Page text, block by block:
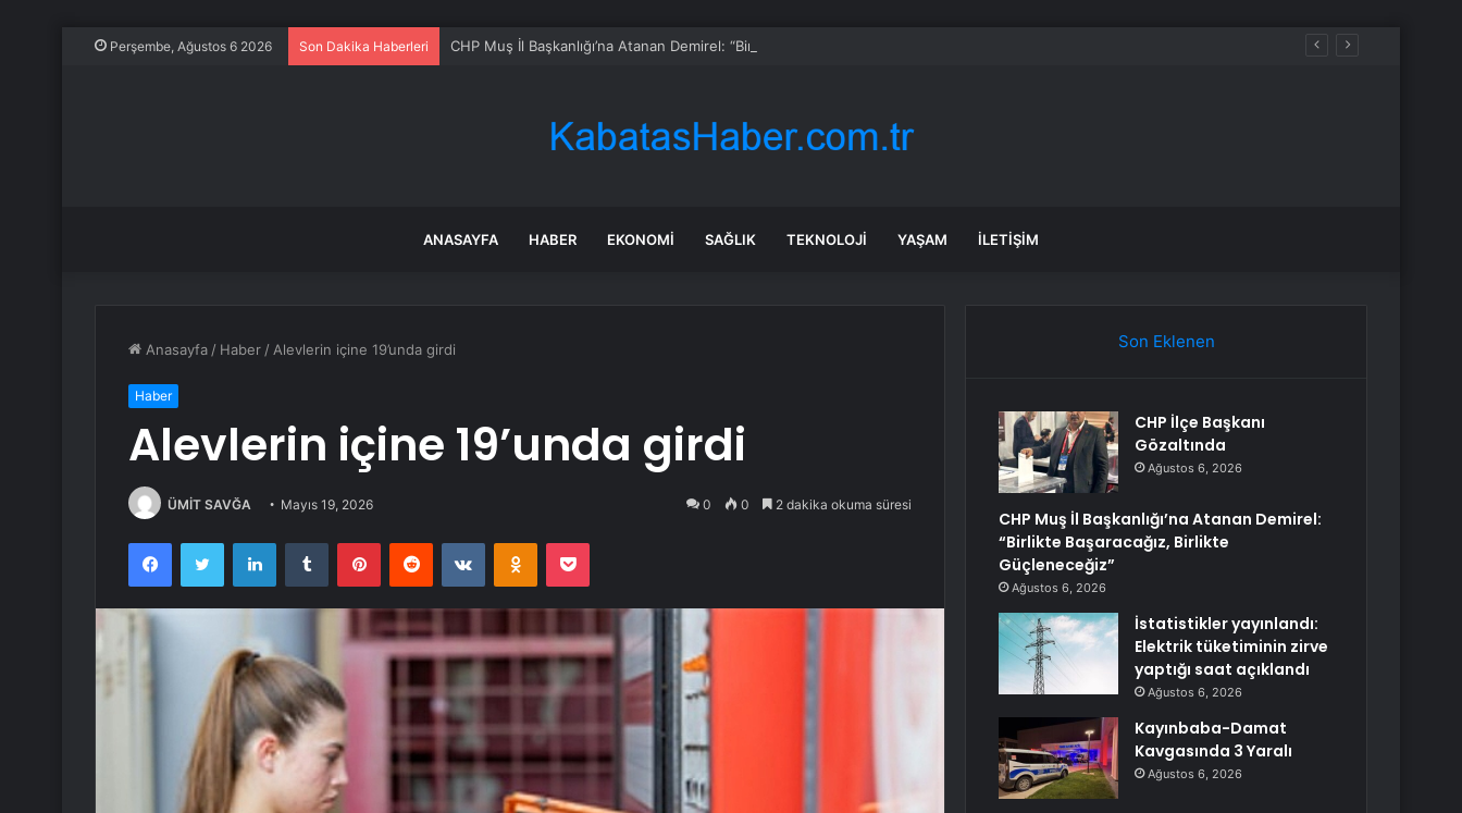
Perşembe, Ağustos 6 2026 Son Dakika Haberleri CHP Muş İl Başkanlığı’na Atanan Demirel: “Birlikte Başaracağız, Birlikte Güçleneceğiz”
ANASAYFA HABER EKONOMI SAĞLIK TEKNOLOJI YAŞAM İLETIŞIM
Anasayfa / Haber / Alevlerin içine 19’unda girdi
Haber
Alevlerin içine 19’unda girdi
ÜMİT SAVĞA Mayıs 19, 2026 0 0 2 dakika okuma süresi
FacebookTwitter LinkedInTumblr PinterestReddit VKontakteOdnoklassniki
Pocket
Son Eklenen
CHP İlçe Başkanı
Gözaltında
Ağustos 6, 2026
CHP Muş İl Başkanlığı’na Atanan Demirel:
“Birlikte Başaracağız, Birlikte
Güçleneceğiz”
Ağustos 6, 2026
İstatistikler yayınlandı:
Elektrik tüketiminin zirve
yaptığı saat açıklandı
Ağustos 6, 2026
Kayınbaba-Damat
Kavgasında 3 Yaralı
Ağustos 6, 2026